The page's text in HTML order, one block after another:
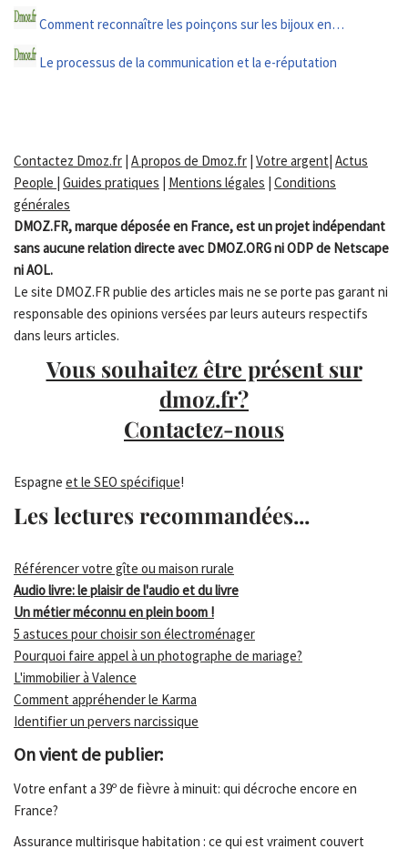
Comment reconnaître les poinçons sur les bijoux en…
Le processus de la communication et la e-réputation
Contactez Dmoz.fr | A propos de Dmoz.fr | Votre argent| Actus
People | Guides pratiques | Mentions légales | Conditions
générales
DMOZ.FR, marque déposée en France, est un projet indépendant
sans aucune relation directe avec DMOZ.ORG ni ODP de Netscape
ni AOL.
Le site DMOZ.FR publie des articles mais ne se porte pas garant ni
responsable des opinions versées par leurs auteurs respectifs
dans leurs articles.
Vous souhaitez être présent sur
dmoz.fr?
Contactez-nous
Espagne et le SEO spécifique!
Les lectures recommandées...
Référencer votre gîte ou maison rurale
Audio livre: le plaisir de l'audio et du livre
Un métier méconnu en plein boom !
5 astuces pour choisir son électroménager
Pourquoi faire appel à un photographe de mariage?
L'immobilier à Valence
Comment appréhender le Karma
Identifier un pervers narcissique
On vient de publier:
Votre enfant a 39º de fièvre à minuit: qui décroche encore en
France?
Assurance multirisque habitation : ce qui est vraiment couvert